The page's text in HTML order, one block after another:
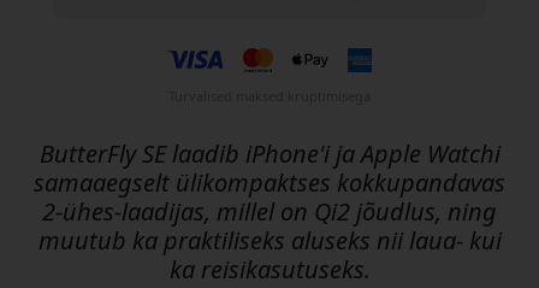
ButterFly SE laadib iPhone'i ja Apple Watchi
samaaegselt ülikompaktses kokkupandavas
2-ühes-laadijas, millel on Qi2 jõudlus, ning
muutub ka praktiliseks aluseks nii laua- kui
ka reisikasutuseks.